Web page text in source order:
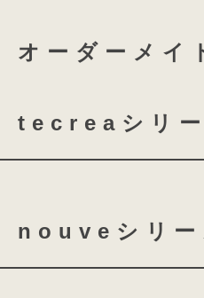
つむもの 鎧
オーダーメイ
tecreaシリー
nouveシリー